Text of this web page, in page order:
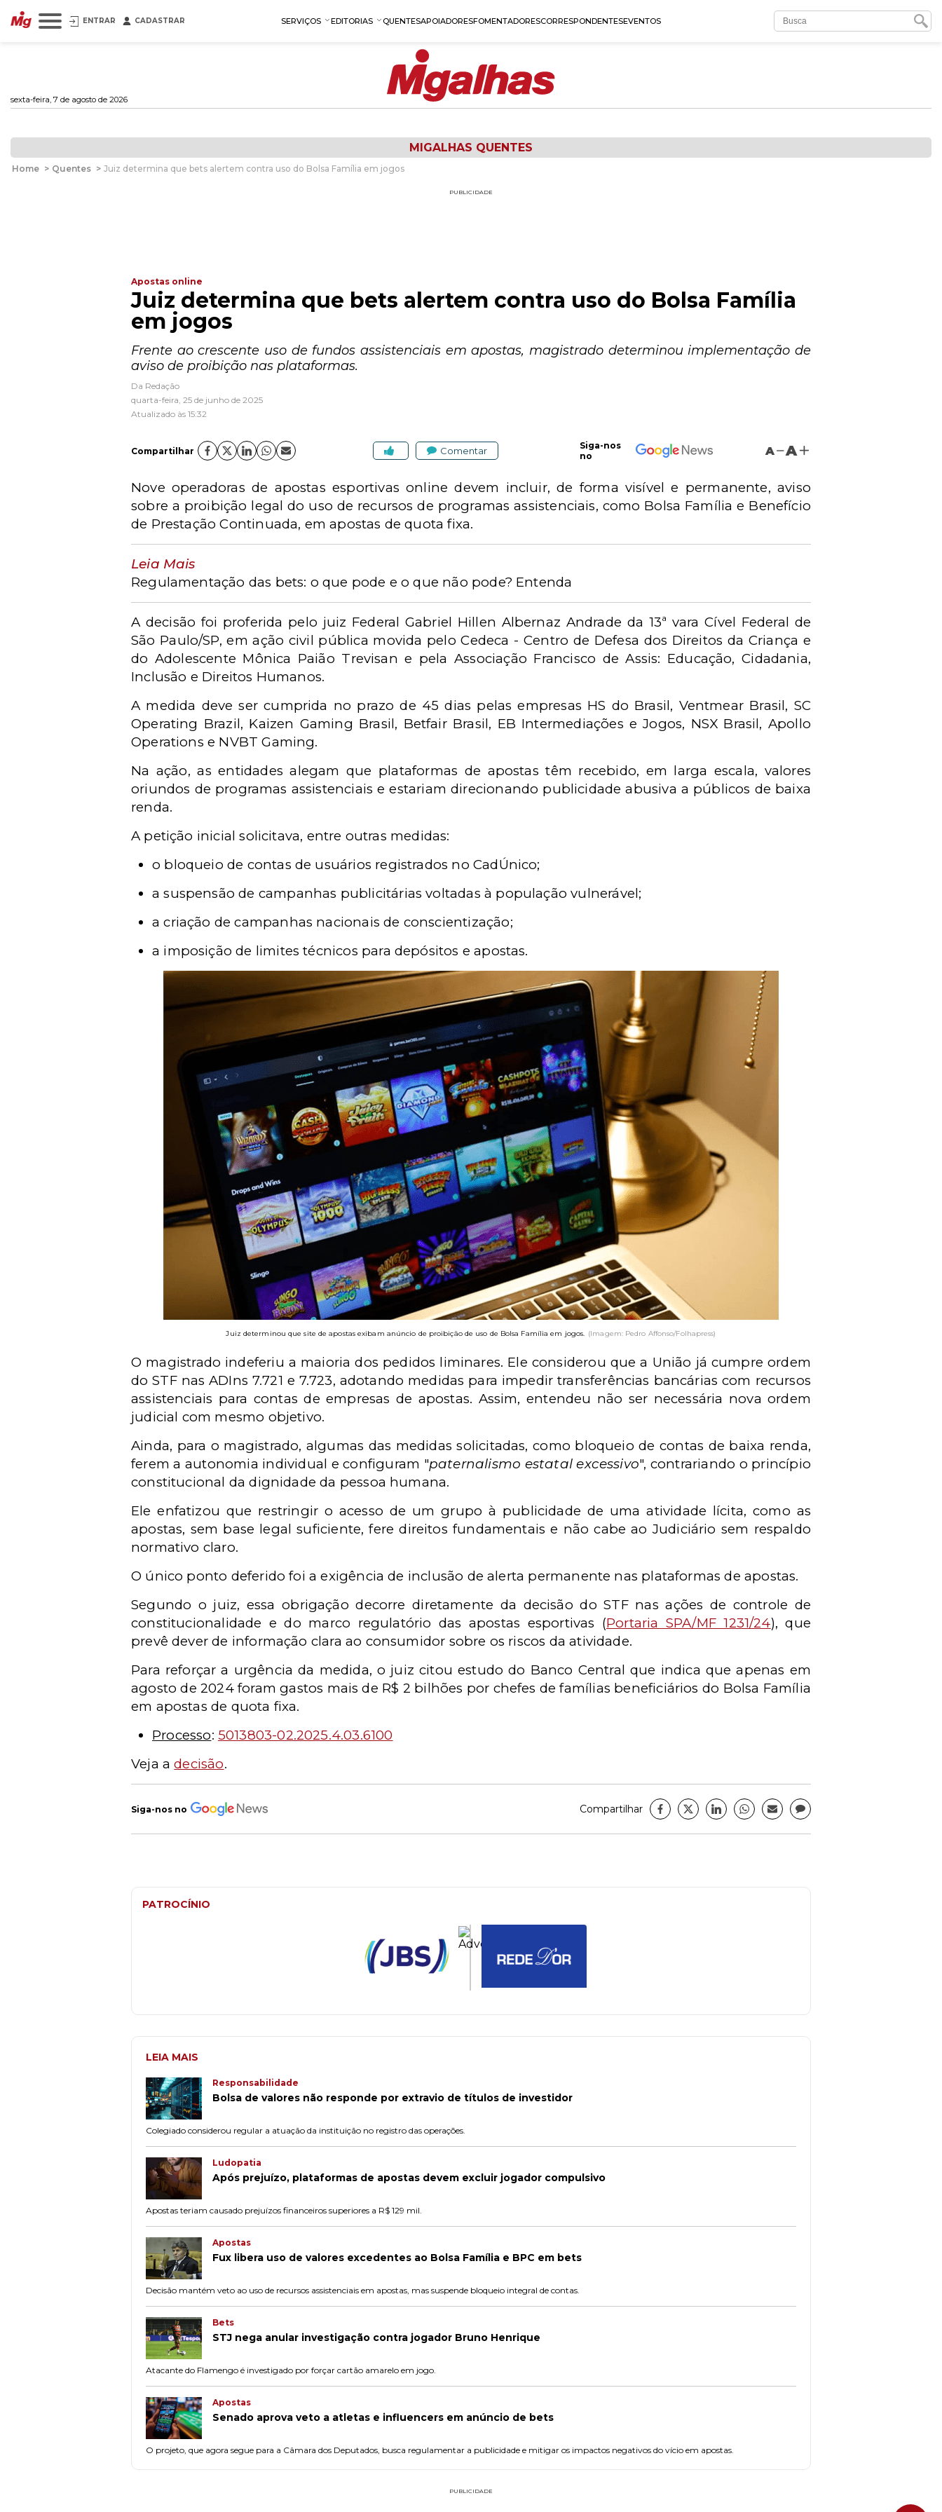
ENTRAR CADASTRAR SERVIÇOS EDITORIAS QUENTESAPOIADORESFOMENTADORESCORRESPONDENTESEVENTOS
sexta-feira, 7 de agosto de 2026
MIGALHAS QUENTES
Home > Quentes > Juiz determina que bets alertem contra uso do Bolsa Família em jogos
PUBLICIDADE
Apostas online
Juiz determina que bets alertem contra uso do Bolsa Família
em jogos
Frente ao crescente uso de fundos assistenciais em apostas, magistrado determinou implementação de
aviso de proibição nas plataformas.
Da Redação
quarta-feira, 25 de junho de 2025
Atualizado às 15:32
Compartilhar Comentar
Siga-nos
no
A A
Nove operadoras de apostas esportivas online devem incluir, de forma visível e permanente, aviso
sobre a proibição legal do uso de recursos de programas assistenciais, como Bolsa Família e Benefício
de Prestação Continuada, em apostas de quota fixa.
Leia Mais
Regulamentação das bets: o que pode e o que não pode? Entenda
A decisão foi proferida pelo juiz Federal Gabriel Hillen Albernaz Andrade da 13ª vara Cível Federal de
São Paulo/SP, em ação civil pública movida pelo Cedeca - Centro de Defesa dos Direitos da Criança e
do Adolescente Mônica Paião Trevisan e pela Associação Francisco de Assis: Educação, Cidadania,
Inclusão e Direitos Humanos.
A medida deve ser cumprida no prazo de 45 dias pelas empresas HS do Brasil, Ventmear Brasil, SC
Operating Brazil, Kaizen Gaming Brasil, Betfair Brasil, EB Intermediações e Jogos, NSX Brasil, Apollo
Operations e NVBT Gaming.
Na ação, as entidades alegam que plataformas de apostas têm recebido, em larga escala, valores
oriundos de programas assistenciais e estariam direcionando publicidade abusiva a públicos de baixa
renda.
A petição inicial solicitava, entre outras medidas:
o bloqueio de contas de usuários registrados no CadÚnico;
a suspensão de campanhas publicitárias voltadas à população vulnerável;
a criação de campanhas nacionais de conscientização;
a imposição de limites técnicos para depósitos e apostas.
Juiz determinou que site de apostas exibam anúncio de proibição de uso de Bolsa Família em jogos. (Imagem: Pedro Affonso/Folhapress)
O magistrado indeferiu a maioria dos pedidos liminares. Ele considerou que a União já cumpre ordem
do STF nas ADIns 7.721 e 7.723, adotando medidas para impedir transferências bancárias com recursos
assistenciais para contas de empresas de apostas. Assim, entendeu não ser necessária nova ordem
judicial com mesmo objetivo.
Ainda, para o magistrado, algumas das medidas solicitadas, como bloqueio de contas de baixa renda,
ferem a autonomia individual e configuram "paternalismo estatal excessivo", contrariando o princípio
constitucional da dignidade da pessoa humana.
Ele enfatizou que restringir o acesso de um grupo à publicidade de uma atividade lícita, como as
apostas, sem base legal suficiente, fere direitos fundamentais e não cabe ao Judiciário sem respaldo
normativo claro.
O único ponto deferido foi a exigência de inclusão de alerta permanente nas plataformas de apostas.
Segundo o juiz, essa obrigação decorre diretamente da decisão do STF nas ações de controle de
constitucionalidade e do marco regulatório das apostas esportivas (Portaria SPA/MF 1231/24), que
prevê dever de informação clara ao consumidor sobre os riscos da atividade.
Para reforçar a urgência da medida, o juiz citou estudo do Banco Central que indica que apenas em
agosto de 2024 foram gastos mais de R$ 2 bilhões por chefes de famílias beneficiários do Bolsa Família
em apostas de quota fixa.
Processo: 5013803-02.2025.4.03.6100
Veja adecisão.
Siga-nos no Compartilhar
PATROCÍNIO
LEIA MAIS
Responsabilidade
Bolsa de valores não responde por extravio de títulos de investidor
Colegiado considerou regular a atuação da instituição no registro das operações.
Ludopatia
Após prejuízo, plataformas de apostas devem excluir jogador compulsivo
Apostas teriam causado prejuízos financeiros superiores a R$ 129 mil.
Apostas
Fux libera uso de valores excedentes ao Bolsa Família e BPC em bets
Decisão mantém veto ao uso de recursos assistenciais em apostas, mas suspende bloqueio integral de contas.
Bets
STJ nega anular investigação contra jogador Bruno Henrique
Atacante do Flamengo é investigado por forçar cartão amarelo em jogo.
Apostas
Senado aprova veto a atletas e influencers em anúncio de bets
O projeto, que agora segue para a Câmara dos Deputados, busca regulamentar a publicidade e mitigar os impactos negativos do vício em apostas.
PUBLICIDADE